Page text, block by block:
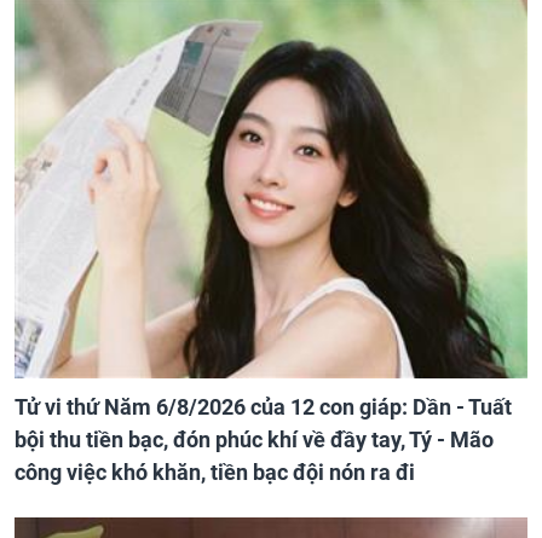
Tử vi thứ Năm 6/8/2026 của 12 con giáp: Dần - Tuất
bội thu tiền bạc, đón phúc khí về đầy tay, Tý - Mão
công việc khó khăn, tiền bạc đội nón ra đi